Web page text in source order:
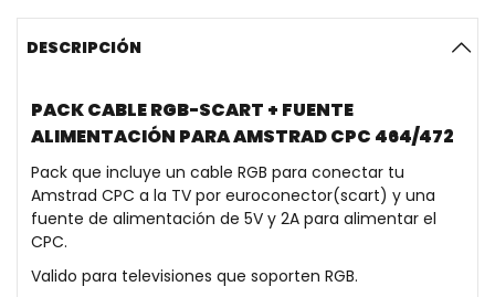
DESCRIPCIÓN
PACK CABLE RGB-SCART + FUENTE
ALIMENTACIÓN PARA AMSTRAD CPC 464/472
Pack que incluye un cable RGB para conectar tu
Amstrad CPC a la TV por euroconector(scart) y una
fuente de alimentación de 5V y 2A para alimentar el
CPC.
Valido para televisiones que soporten RGB.